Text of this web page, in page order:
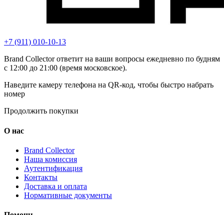
+7 (911) 010-10-13
Brand Collector ответит на ваши вопросы ежедневно по будням
с 12:00 до 21:00 (время московское).
Наведите камеру телефона на QR-код, чтобы быстро набрать
номер
Продолжить покупки
О нас
Brand Collector
Наша комиссия
Аутентификация
Контакты
Доставка и оплата
Нормативные документы